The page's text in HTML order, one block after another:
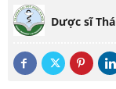
Dược sĩ